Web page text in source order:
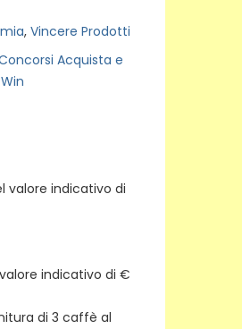
, Vincere Prodotti
Acquista e
valore indicativo di
indicativo di €
di 3 caffè al